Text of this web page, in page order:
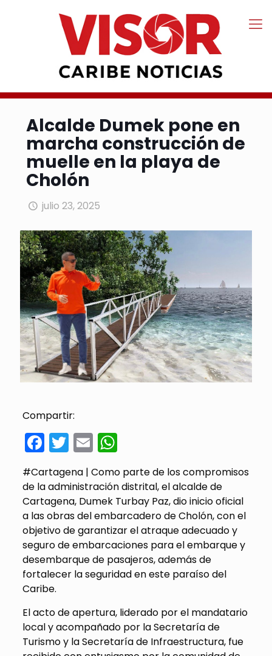
Alcalde Dumek pone en
marcha construcción de
muelle en la playa de
Cholón
julio 23, 2025
Compartir:
Facebook
Twitter
EmailWhatsApp
#Cartagena | Como parte de los compromisos
de la administración distrital, el alcalde de
Cartagena, Dumek Turbay Paz, dio inicio oficial
a las obras del embarcadero de Cholón, con el
objetivo de garantizar el atraque adecuado y
seguro de embarcaciones para el embarque y
desembarque de pasajeros, además de
fortalecer la seguridad en este paraíso del
Caribe.
El acto de apertura, liderado por el mandatario
local y acompañado por la Secretaría de
Turismo y la Secretaría de Infraestructura, fue